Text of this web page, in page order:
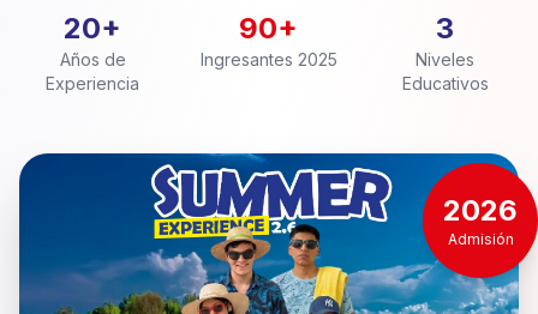
20+
Años de
Experiencia
90+
Ingresantes 2025
3
Niveles
Educativos
2026
Admisión